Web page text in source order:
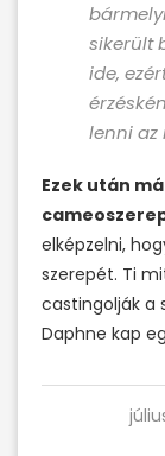
sikerült
ide,
lenni az
Ezek után
elképzelni,
szerepét. Ti
castingolják a
Daphne kap